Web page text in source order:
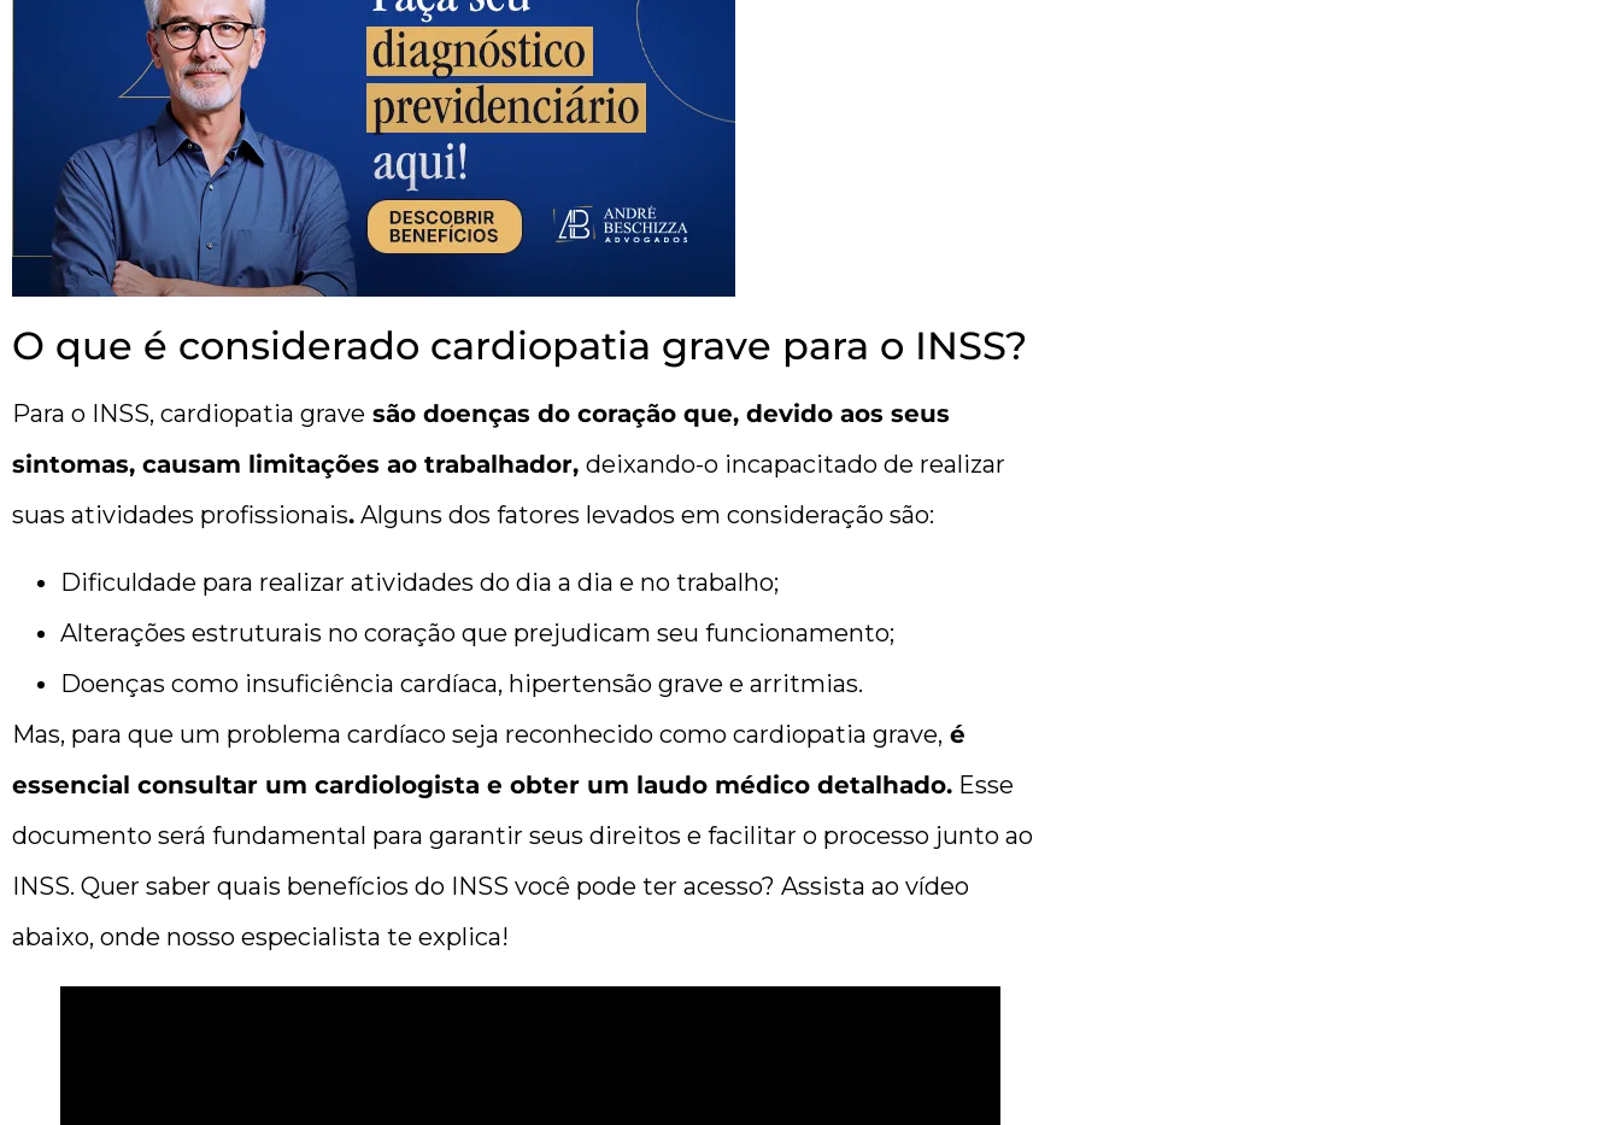
O que é considerado cardiopatia grave para o INSS?
Para o INSS, cardiopatia grave são doenças do coração que, devido aos seus
sintomas, causam limitações ao trabalhador, deixando-o incapacitado de realizar
suas atividades profissionais. Alguns dos fatores levados em consideração são:
Dificuldade para realizar atividades do dia a dia e no trabalho;
Alterações estruturais no coração que prejudicam seu funcionamento;
Doenças como insuficiência cardíaca, hipertensão grave e arritmias.
Mas, para que um problema cardíaco seja reconhecido como cardiopatia grave, é
essencial consultar um cardiologista e obter um laudo médico detalhado. Esse
documento será fundamental para garantir seus direitos e facilitar o processo junto ao
INSS. Quer saber quais benefícios do INSS você pode ter acesso? Assista ao vídeo
abaixo, onde nosso especialista te explica!